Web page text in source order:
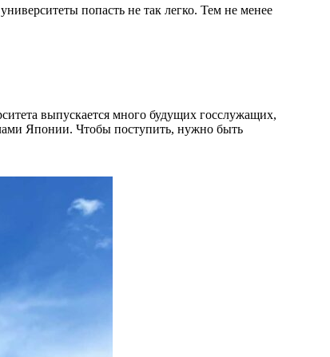
попасть не так легко. Тем не менее
выпускается много будущих госслужащих,
Японии. Чтобы поступить, нужно быть